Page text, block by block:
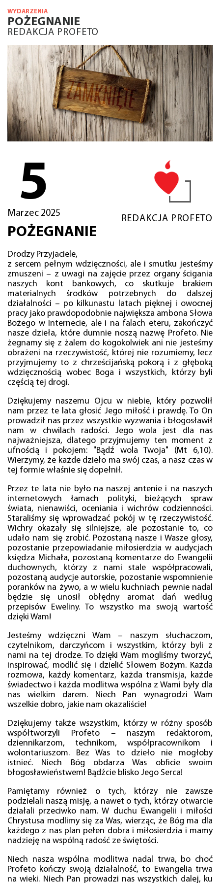
WYDARZENIA
POŻEGNANIE
REDAKCJA PROFETO
5
Marzec 2025
REDAKCJA PROFETO
POŻEGNANIE
Drodzy Przyjaciele,
z sercem pełnym wdzięczności, ale i smutku jesteśmy
zmuszeni – z uwagi na zajęcie przez organy ścigania
naszych kont bankowych, co skutkuje brakiem
materialnych środków potrzebnych do dalszej
działalności – po kilkunastu latach pięknej i owocnej
pracy jako prawdopodobnie największa ambona Słowa
Bożego w Internecie, ale i na falach eteru, zakończyć
nasze dzieła, które dumnie noszą nazwę Profeto. Nie
żegnamy się z żalem do kogokolwiek ani nie jesteśmy
obrażeni na rzeczywistość, której nie rozumiemy, lecz
przyjmujemy to z chrześcijańską pokorą i z głęboką
wdzięcznością wobec Boga i wszystkich, którzy byli
częścią tej drogi.
Dziękujemy naszemu Ojcu w niebie, który pozwolił
nam przez te lata głosić Jego miłość i prawdę. To On
prowadził nas przez wszystkie wyzwania i błogosławił
nam w chwilach radości. Jego wola jest dla nas
najważniejsza, dlatego przyjmujemy ten moment z
ufnością i pokojem: "Bądź wola Twoja" (Mt 6,10).
Wierzymy, że każde dzieło ma swój czas, a nasz czas w
tej formie właśnie się dopełnił.
Przez te lata nie było na naszej antenie i na naszych
internetowych łamach polityki, bieżących spraw
świata, nienawiści, oceniania i wichrów codzienności.
Staraliśmy się wprowadzać pokój w tę rzeczywistość.
Wichry okazały się silniejsze, ale pozostanie to, co
udało nam się zrobić. Pozostaną nasze i Wasze głosy,
pozostanie przepowiadanie miłosierdzia w audycjach
księdza Michała, pozostaną komentarze do Ewangelii
duchownych, którzy z nami stale współpracowali,
pozostaną audycje autorskie, pozostanie wspomnienie
poranków na żywo, a w wielu kuchniach pewnie nadal
będzie się unosił obłędny aromat dań według
przepisów Eweliny. To wszystko ma swoją wartość
dzięki Wam!
Jesteśmy wdzięczni Wam – naszym słuchaczom,
czytelnikom, darczyńcom i wszystkim, którzy byli z
nami na tej drodze. To dzięki Wam mogliśmy tworzyć,
inspirować, modlić się i dzielić Słowem Bożym. Każda
rozmowa, każdy komentarz, każda transmisja, każde
świadectwo i każda modlitwa wspólna z Wami były dla
nas wielkim darem. Niech Pan wynagrodzi Wam
wszelkie dobro, jakie nam okazaliście!
Dziękujemy także wszystkim, którzy w różny sposób
współtworzyli Profeto – naszym redaktorom,
dziennikarzom, technikom, współpracownikom i
wolontariuszom. Bez Was to dzieło nie mogłoby
istnieć. Niech Bóg obdarza Was obficie swoim
błogosławieństwem! Bądźcie blisko Jego Serca!
Pamiętamy również o tych, którzy nie zawsze
podzielali naszą misję, a nawet o tych, którzy otwarcie
działali przeciwko nam. W duchu Ewangelii i miłości
Chrystusa modlimy się za Was, wierząc, że Bóg ma dla
każdego z nas plan pełen dobra i miłosierdzia i mamy
nadzieję na wspólną radość ze świętości.
Niech nasza wspólna modlitwa nadal trwa, bo choć
Profeto kończy swoją działalność, to Ewangelia trwa
na wieki. Niech Pan prowadzi nas wszystkich dalej, ku